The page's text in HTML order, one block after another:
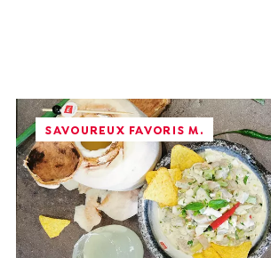
Français
English
Nederlands
Deutsch
+31 174 245 543
SAVOUREUX FAVORIS M.